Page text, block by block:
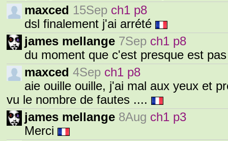
maxced 15Sep ch1 p8
dsl finalement j'ai arrété
james mellange 7Sep ch1 p8
du moment que c'est presque est
maxced 4Sep ch1 p8
aie ouille ouille, j'ai mal aux yeux et
vu le nombre de fautes ....
james mellange 8Aug ch1 p3
Merci